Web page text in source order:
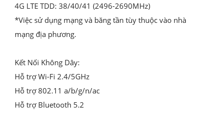
4G LTE TDD: 38/40/41 (2496-2690MHz)
*Việc sử dụng mạng và băng tần tùy thuộc vào nhà
mạng địa phương.
Kết Nối Không Dây:
Hỗ trợ Wi-Fi 2.4/5GHz
Hỗ trợ 802.11 a/b/g/n/ac
Hỗ trợ Bluetooth 5.2